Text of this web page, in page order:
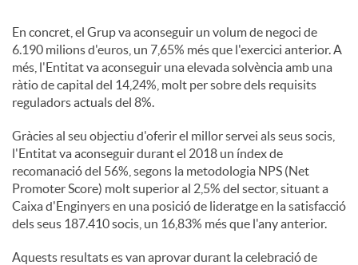
n
t
i
n
g
En concret, el Grup va aconseguir un volum de negoci de
6.190 milions d'euros, un 7,65% més que l'exercici anterior. A
més, l'Entitat va aconseguir una elevada solvència amb una
ràtio de capital del 14,24%, molt per sobre dels requisits
reguladors actuals del 8%.
Gràcies al seu objectiu d'oferir el millor servei als seus socis,
l'Entitat va aconseguir durant el 2018 un índex de
recomanació del 56%, segons la metodologia NPS (Net
Promoter Score) molt superior al 2,5% del sector, situant a
Caixa d'Enginyers en una posició de lideratge en la satisfacció
dels seus 187.410 socis, un 16,83% més que l'any anterior.
Aquests resultats es van aprovar durant la celebració de